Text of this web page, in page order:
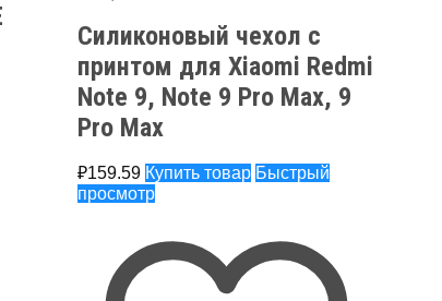
Силиконовый чехол с
принтом для Xiaomi Redmi
Note 9, Note 9 Pro Max, 9
Pro Max
₽159.59 Купить товар Быстрый
просмотр